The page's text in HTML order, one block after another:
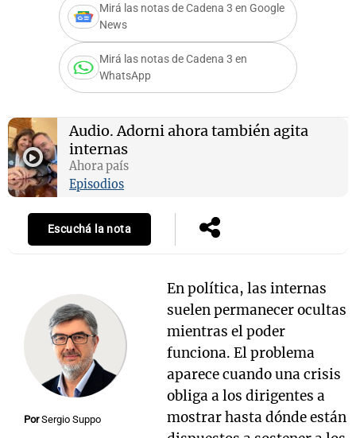
Mirá las notas de Cadena 3 en Google
News
Mirá las notas de Cadena 3 en
WhatsApp
Audio.Adorni ahora también agita
internas
Ahora país
Episodios
Escuchá la nota
Por Sergio Suppo
En política, las internas
suelen permanecer ocultas
mientras el poder
funciona. El problema
aparece cuando una crisis
obliga a los dirigentes a
mostrar hasta dónde están
Notas
Mundial 2026
Notas
La Sole en
Cadena 3